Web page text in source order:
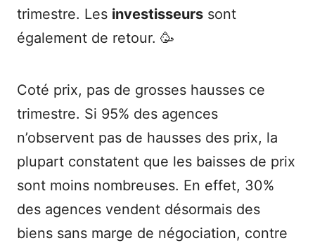
trimestre. Les investisseurs sont
également de retour. 🥳
Coté prix, pas de grosses hausses ce
trimestre. Si 95% des agences
n’observent pas de hausses des prix, la
plupart constatent que les baisses de prix
sont moins nombreuses. En effet, 30%
des agences vendent désormais des
biens sans marge de négociation, contre